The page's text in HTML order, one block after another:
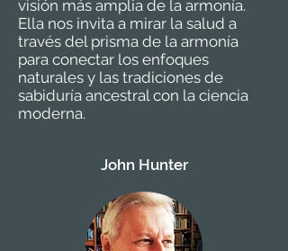
visión más amplia de la armonía.
Ella nos invita a mirar la salud a
través del prisma de la armonía
para conectar los enfoques
naturales y las tradiciones de
sabiduría ancestral con la ciencia
moderna.
John Hunter